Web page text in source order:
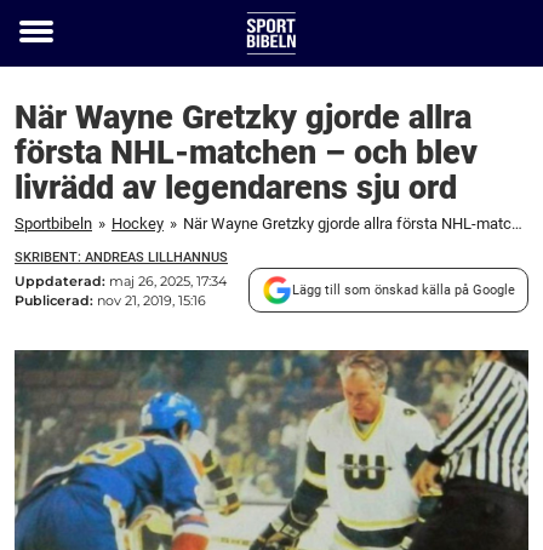
Toggle
När Wayne Gretzky gjorde allra
första NHL-matchen – och blev
livrädd av legendarens sju ord
Sportbibeln » Hockey » När Wayne Gretzky gjorde allra första NHL-matchen – och blev livrädd av legendarens sju ord
SKRIBENT: ANDREAS LILLHANNUS
Uppdaterad: maj 26, 2025, 17:34
Publicerad: nov 21, 2019, 15:16
Lägg till som önskad källa på Google